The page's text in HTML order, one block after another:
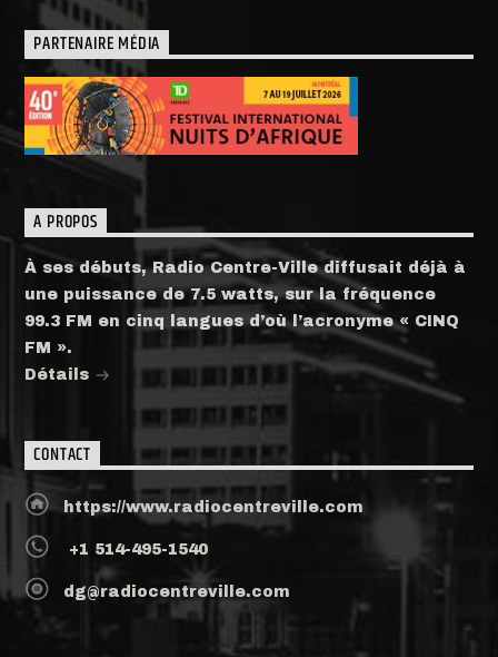
PARTENAIRE MÉDIA
A PROPOS
À ses débuts, Radio Centre-Ville diffusait déjà à
une puissance de 7.5 watts, sur la fréquence
99.3 FM en cinq langues d’où l’acronyme « CINQ
FM ».
Détails
CONTACT
https://www.radiocentreville.com
+1 514-495-1540
dg@radiocentreville.com